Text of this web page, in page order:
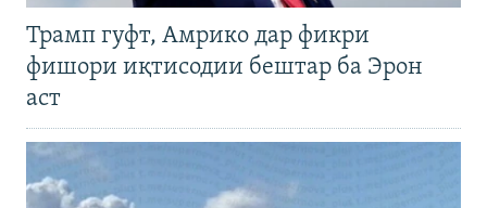
Трамп гуфт, Амрико дар фикри
фишори иқтисодии бештар ба Эрон
аст